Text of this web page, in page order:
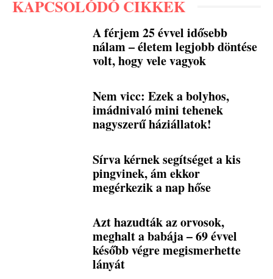
KAPCSOLÓDÓ CIKKEK
A férjem 25 évvel idősebb
nálam – életem legjobb döntése
volt, hogy vele vagyok
Nem vicc: Ezek a bolyhos,
imádnivaló mini tehenek
nagyszerű háziállatok!
Sírva kérnek segítséget a kis
pingvinek, ám ekkor
megérkezik a nap hőse
Azt hazudták az orvosok,
meghalt a babája – 69 évvel
később végre megismerhette
lányát